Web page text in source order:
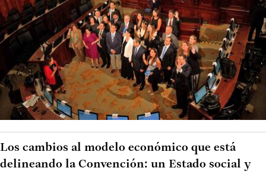
Los cambios al modelo económico que está
delineando la Convención: un Estado social y